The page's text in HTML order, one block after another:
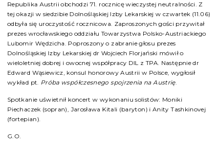
Republika Austrii obchodzi 71. rocznicę wieczystej neutralności. Z
tej okazji w siedzibie Dolnośląskiej Izby Lekarskiej w czwartek (11.06)
odbyła się uroczystość rocznicowa. Zaproszonych gości przywitał
prezes wrocławskiego oddziału Towarzystwa Polsko-Austriackiego
Lubomir Wędzicha. Poproszony o zabranie głosu prezes
Dolnośląskiej Izby Lekarskiej dr Wojciech Florjański mówił o
wieloletniej dobrej i owocnej współpracy DIL z TPA. Następnie dr
Edward Wąsiewicz, konsul honorowy Austrii w Polsce, wygłosił
wykład pt. Próba współczesnego spojrzenia na Austrię.
Spotkanie uświetnił koncert w wykonaniu solistów: Moniki
Piechaczek (sopran), Jarosława Kitali (baryton) i Anity Tashkinovej
(fortepian).
G.O.